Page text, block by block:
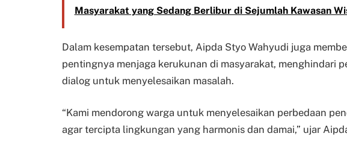
Masyarakat yang Sedang Berlibur di Sejumlah Kawasan
Dalam kesempatan tersebut, Aipda Styo Wahyudi juga
pentingnya menjaga kerukunan di masyarakat, menghindari
dialog untuk menyelesaikan masalah.
“Kami mendorong warga untuk menyelesaikan perbedaan
agar tercipta lingkungan yang harmonis dan damai,” ujar